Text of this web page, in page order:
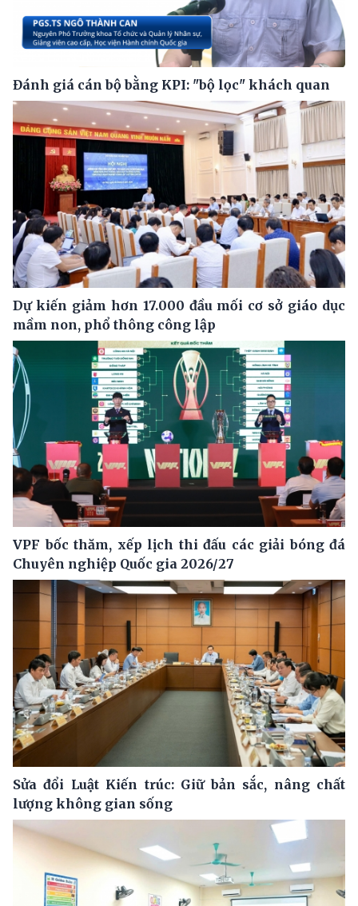
Đánh giá cán bộ bằng KPI: "bộ lọc" khách quan
Dự kiến giảm hơn 17.000 đầu mối cơ sở giáo dục
mầm non, phổ thông công lập
VPF bốc thăm, xếp lịch thi đấu các giải bóng đá
Chuyên nghiệp Quốc gia 2026/27
Sửa đổi Luật Kiến trúc: Giữ bản sắc, nâng chất
lượng không gian sống